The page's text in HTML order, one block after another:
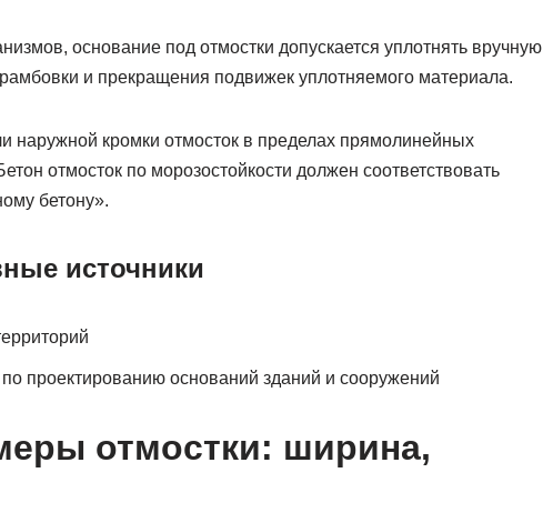
основание под отмостки допускается уплотнять вручную
и прекращения подвижек уплотняемого материала.
наружной кромки отмосток в пределах прямолинейных
отмосток по морозостойкости должен соответствовать
бетону».
источники
проектированию оснований зданий и сооружений
отмостки: ширина,